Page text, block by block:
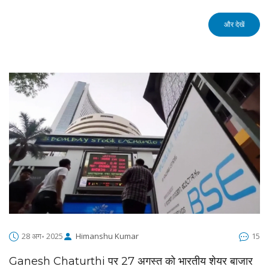
और देखें
28 अग॰ 2025 Himanshu Kumar 15
Ganesh Chaturthi पर 27 अगस्त को भारतीय शेयर बाजार